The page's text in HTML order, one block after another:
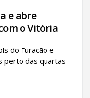
e abre
o Vitória
do Furacão e
perto das quartas